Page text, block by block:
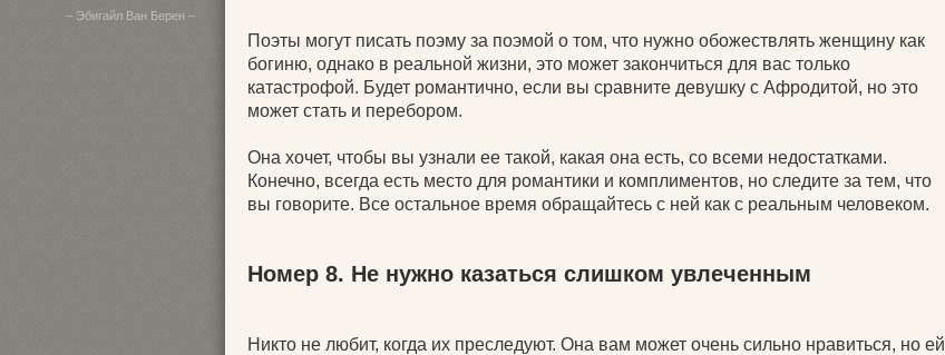
– Эбигайл Ван Берен –
Поэты могут писать поэму за поэмой о том, что нужно обожествлять женщину как
богиню, однако в реальной жизни, это может закончиться для вас только
катастрофой. Будет романтично, если вы сравните девушку с Афродитой, но это
может стать и перебором.
Она хочет, чтобы вы узнали ее такой, какая она есть, со всеми недостатками.
Конечно, всегда есть место для романтики и комплиментов, но следите за тем, что
вы говорите. Все остальное время обращайтесь с ней как с реальным человеком.
Номер 8. Не нужно казаться слишком увлеченным
Никто не любит, когда их преследуют. Она вам может очень сильно нравиться, но ей